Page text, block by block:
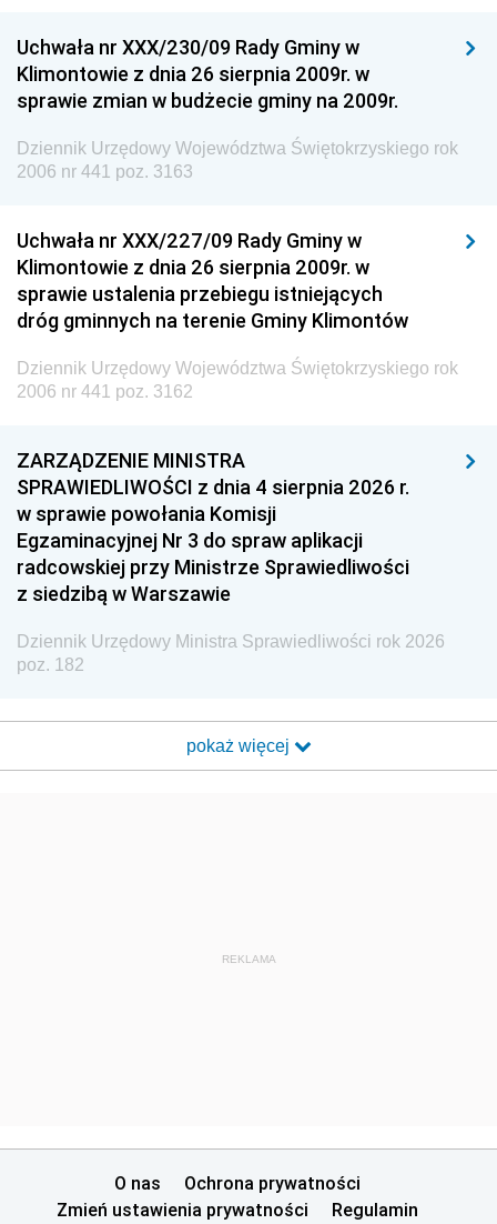
Uchwała nr XXX/230/09 Rady Gminy w
Klimontowie z dnia 26 sierpnia 2009r. w
sprawie zmian w budżecie gminy na 2009r.
Dziennik Urzędowy Województwa Świętokrzyskiego rok
2006 nr 441 poz. 3163
Uchwała nr XXX/227/09 Rady Gminy w
Klimontowie z dnia 26 sierpnia 2009r. w
sprawie ustalenia przebiegu istniejących
dróg gminnych na terenie Gminy Klimontów
Dziennik Urzędowy Województwa Świętokrzyskiego rok
2006 nr 441 poz. 3162
ZARZĄDZENIE MINISTRA
SPRAWIEDLIWOŚCI z dnia 4 sierpnia 2026 r.
w sprawie powołania Komisji
Egzaminacyjnej Nr 3 do spraw aplikacji
radcowskiej przy Ministrze Sprawiedliwości
z siedzibą w Warszawie
Dziennik Urzędowy Ministra Sprawiedliwości rok 2026
poz. 182
pokaż więcej
REKLAMA
O nas
Ochrona prywatności
Zmień ustawienia prywatności
Regulamin